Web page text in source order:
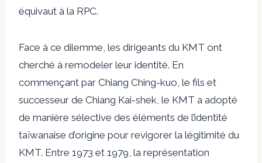
équivaut à la RPC.
Face à ce dilemme, les dirigeants du KMT ont
cherché à remodeler leur identité. En
commençant par Chiang Ching-kuo, le fils et
successeur de Chiang Kai-shek, le KMT a adopté
de manière sélective des éléments de l’identité
taïwanaise d’origine pour revigorer la légitimité du
KMT. Entre 1973 et 1979, la représentation